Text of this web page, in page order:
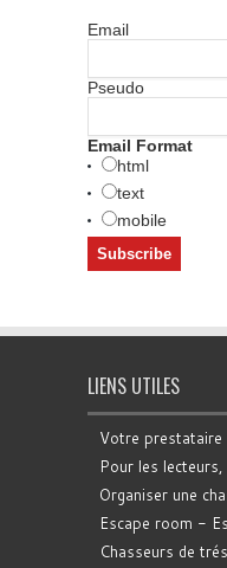
Email
Pseudo
Email Format
html
text
mobile
LIENS UTILES
Votre
Pour les
Organiser une
Escape room -
Chasseurs de